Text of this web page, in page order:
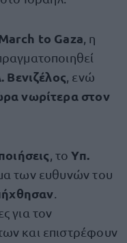
to Gaza , η
Βενιζέλος , ενώ
νωρίτερα στον
, τοΥπ.
των ευθυνών του
για τον
και επιστρέφουν